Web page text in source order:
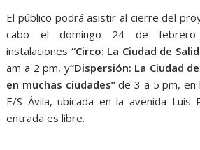
El público podrá asistir al cierre del
cabo el domingo 24 de
instalaciones “Circo: La Ciudad de
am a 2 pm, y“Dispersión: La Ciudad
en muchas ciudades”de 3 a 5 pm, en
E/S Ávila, ubicada en la avenida Luis
entrada es libre.